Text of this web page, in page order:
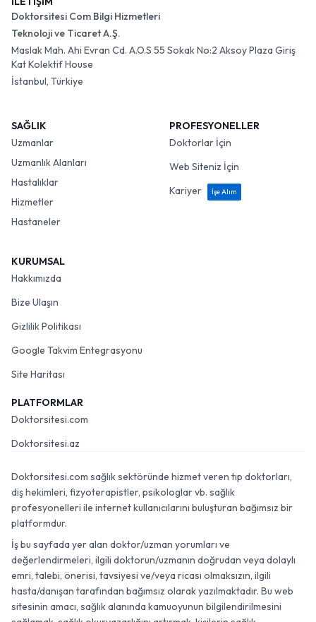
Doktorsitesi Com Bilgi Hizmetleri
Teknoloji ve Ticaret A.Ş.
Maslak Mah. Ahi Evran Cd. A.O.S 55 Sokak No:2 Aksoy Plaza Giriş
Kat Kolektif House
İstanbul, Türkiye
SAĞLIK
Uzmanlar
Uzmanlık Alanları
Hastalıklar
Hizmetler
Hastaneler
PROFESYONELLER
Doktorlar İçin
Web Siteniz İçin
Kariyer
İşe Alım
KURUMSAL
Hakkımızda
Bize Ulaşın
Gizlilik Politikası
Google Takvim Entegrasyonu
Site Haritası
PLATFORMLAR
Doktorsitesi.com
Doktorsitesi.az
Doktorsitesi.com sağlık sektöründe hizmet veren tıp doktorları,
diş hekimleri, fizyoterapistler, psikologlar vb. sağlık
profesyonelleri ile internet kullanıcılarını buluşturan bağımsız bir
platformdur.
İş bu sayfada yer alan doktor/uzman yorumları ve
değerlendirmeleri, ilgili doktorun/uzmanın doğrudan veya dolaylı
emri, talebi, önerisi, tavsiyesi ve/veya ricası olmaksızın, ilgili
hasta/danışan tarafından bağımsız olarak yazılmaktadır. Bu web
sitesinin amacı, sağlık alanında kamuoyunun bilgilendirilmesini